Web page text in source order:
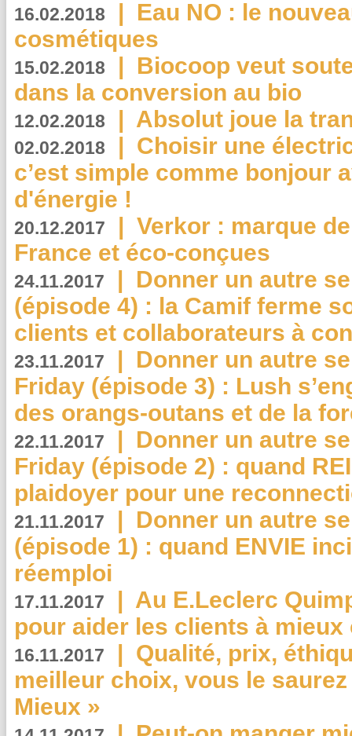
16.02.2018 | Eau NO : le
cosmétiques
15.02.2018 | Biocoop veut
dans la conversion au bio
12.02.2018 | Absolut joue la
02.02.2018 | Choisir une
c’est simple comme bonjour
d'énergie !
20.12.2017 | Verkor : marque
France et éco-conçues
24.11.2017 | Donner un autre
(épisode 4) : la Camif ferme
clients et collaborateurs à
23.11.2017 | Donner un autre
Friday (épisode 3) : Lush
des orangs-outans et de la
22.11.2017 | Donner un autre
Friday (épisode 2) : quand
plaidoyer pour une
21.11.2017 | Donner un autre
(épisode 1) : quand ENVIE
réemploi
17.11.2017 | Au E.Leclerc
pour aider les clients à
16.11.2017 | Qualité, prix,
meilleur choix, vous le
Mieux »